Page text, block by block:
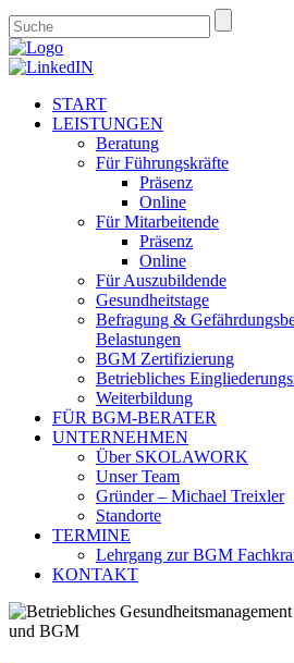
START
LEISTUNGEN
Beratung
Für Führungskräfte
Präsenz
Online
Für Mitarbeitende
Präsenz
Online
Für Auszubildende
Gesundheitstage
Befragung &
Belastungen
BGM Zertifizierung
Betriebliches
Weiterbildung
FÜR BGM-BERATER
UNTERNEHMEN
Über SKOLAWORK
Unser Team
Gründer – Michael Treixler
Standorte
TERMINE
Lehrgang zur BGM
KONTAKT